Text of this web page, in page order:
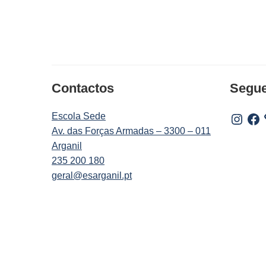
Contactos
Escola Sede
Av. das Forças Armadas – 3300 – 011
Arganil
235 200 180
geral@esarganil.pt